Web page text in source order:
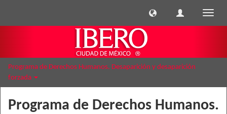
Programa de Derechos Humanos. Desaparición y desaparición
forzada
Programa de Derechos Humanos.